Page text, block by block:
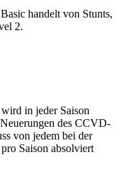
handelt von Stunts,
2.
in jeder Saison
des CCVD-
von jedem bei der
Saison absolviert